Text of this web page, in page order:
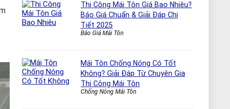
Thi Công Mái Tôn Giá Bao Nhiêu?
Báo Giá Chuẩn & Giải Đáp Chi
Tiết 2025
Báo Giá Mái Tôn
Mái Tôn Chống Nóng Có Tốt
Không? Giải Đáp Từ Chuyên Gia
Thi Công Mái Tôn
Chống Nóng Mái Tôn